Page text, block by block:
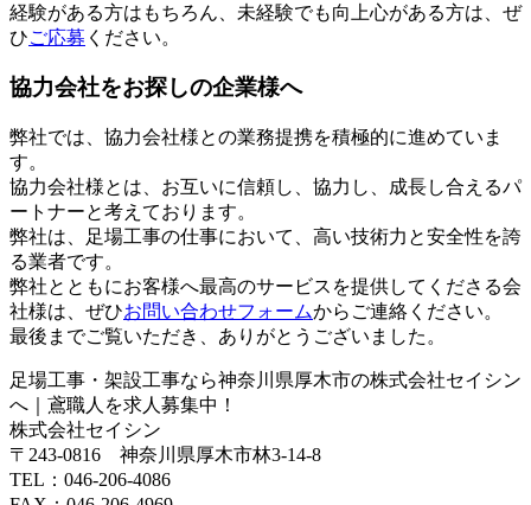
経験がある方はもちろん、未経験でも向上心がある方は、ぜ
ひご応募 ください。
協力会社をお探しの企業様へ
弊社では、協力会社様との業務提携を積極的に進めていま
す。
協力会社様とは、お互いに信頼し、協力し、成長し合えるパ
ートナーと考えております。
弊社は、足場工事の仕事において、高い技術力と安全性を誇
る業者です。
弊社とともにお客様へ最高のサービスを提供してくださる会
社様は、ぜひお問い合わせフォームからご連絡ください。
最後までご覧いただき、ありがとうございました。
足場工事・架設工事なら神奈川県厚木市の株式会社セイシン
へ｜鳶職人を求人募集中！
株式会社セイシン
〒243-0816 神奈川県厚木市林3-14-8
TEL：046-206-4086